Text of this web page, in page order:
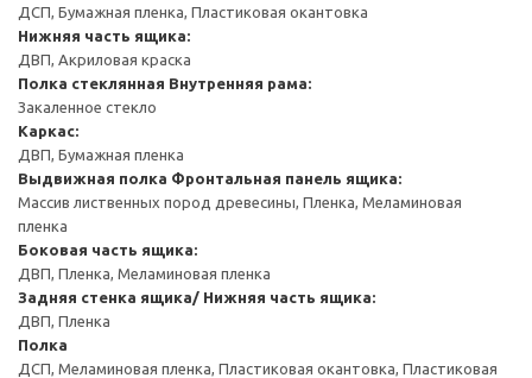
ДСП, Бумажная пленка, Пластиковая окантовка
Нижняя часть ящика:
ДВП, Акриловая краска
Полка стеклянная Внутренняя рама:
Закаленное стекло
Каркас:
ДВП, Бумажная пленка
Выдвижная полка Фронтальная панель ящика:
Массив лиственных пород древесины, Пленка, Меламиновая
пленка
Боковая часть ящика:
ДВП, Пленка, Меламиновая пленка
Задняя стенка ящика/ Нижняя часть ящика:
ДВП, Пленка
Полка
ДСП, Меламиновая пленка, Пластиковая окантовка, Пластиковая